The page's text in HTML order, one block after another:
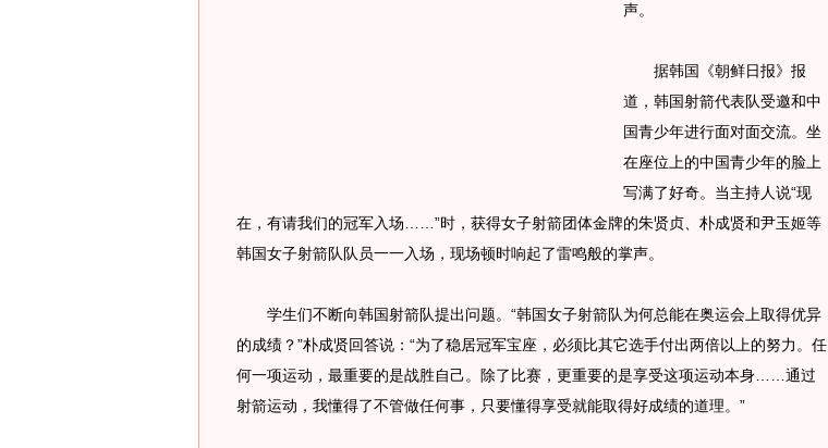
声。
据韩国《朝鲜日报》报
道，韩国射箭代表队受邀和中
国青少年进行面对面交流。坐
在座位上的中国青少年的脸上
写满了好奇。当主持人说“现
在，有请我们的冠军入场……”时，获得女子射箭团体金牌的朱贤贞、朴成贤和尹玉姬等
韩国女子射箭队队员一一入场，现场顿时响起了雷鸣般的掌声。
学生们不断向韩国射箭队提出问题。“韩国女子射箭队为何总能在奥运会上取得优异
的成绩？”朴成贤回答说：“为了稳居冠军宝座，必须比其它选手付出两倍以上的努力。任
何一项运动，最重要的是战胜自己。除了比赛，更重要的是享受这项运动本身……通过
射箭运动，我懂得了不管做任何事，只要懂得享受就能取得好成绩的道理。”